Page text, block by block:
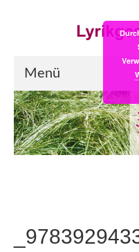
Menü
Start
LYRIK:POST